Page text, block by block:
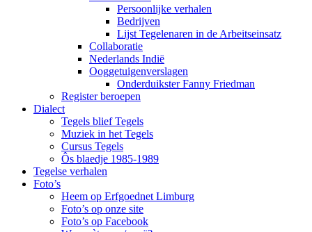
Persoonlijke verhalen
Bedrijven
Lijst Tegelenaren in de Arbeitseinsatz
Collaboratie
Nederlands Indië
Ooggetuigenverslagen
Onderduikster Fanny Friedman
Register beroepen
Dialect
Tegels blief Tegels
Muziek in het Tegels
Cursus Tegels
Ôs blaedje 1985-1989
Tegelse verhalen
Foto’s
Heem op Erfgoednet Limburg
Foto’s op onze site
Foto’s op Facebook